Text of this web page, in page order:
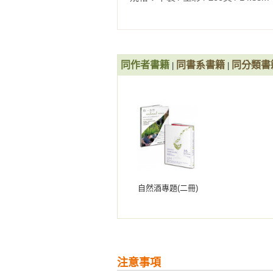
◎文／林裕森 Yusen Lin
是因為這一至今仍帶有神祕氛圍
在有數千年釀酒傳統的歐洲，在
代科技農法不斷地在葡萄酒世界
過更多的實際應用與經驗累積，卻
在越來越講究風土至上的葡萄酒
英酒莊卻都遵行此農法耕作他們極
同作者書籍 同書系書籍 同分類書
自然酒專題(二冊)
注意事項